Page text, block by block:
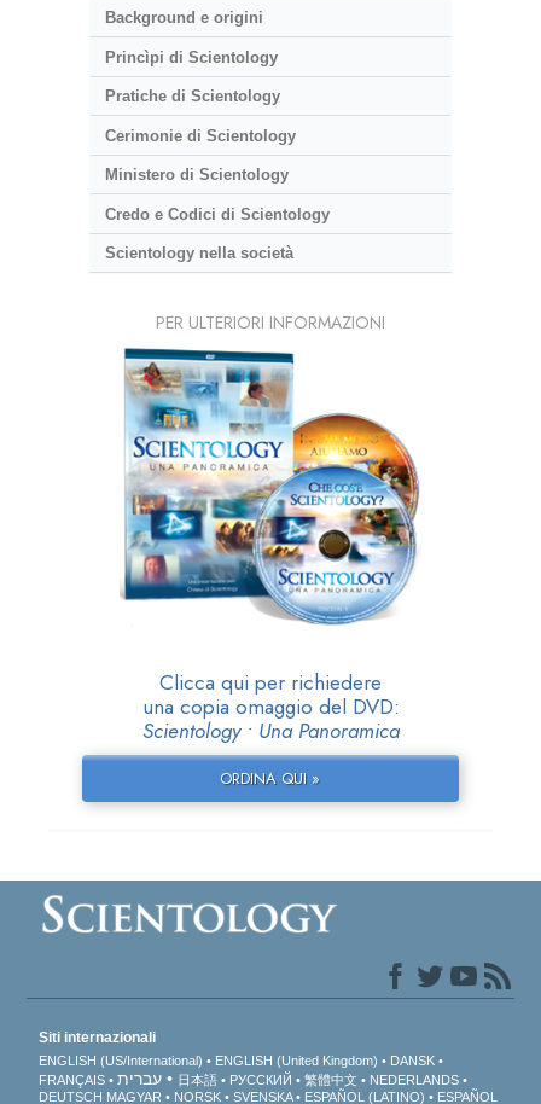
Background e origini
Princìpi di Scientology
Pratiche di Scientology
Cerimonie di Scientology
Ministero di Scientology
Credo e Codici di Scientology
Scientology nella società
PER ULTERIORI INFORMAZIONI
Clicca qui per richiedere
una copia omaggio del DVD:
Scientology • Una Panoramica
ORDINA QUI »
Siti internazionali
ENGLISH (US/International) ENGLISH (United Kingdom)
DANSK
FRANÇAIS
עברית 日本語 РУССКИЙ 繁體中文
NEDERLANDS
DEUTSCH MAGYAR NORSK SVENSKA ESPAÑOL (LATINO) ESPAÑOL